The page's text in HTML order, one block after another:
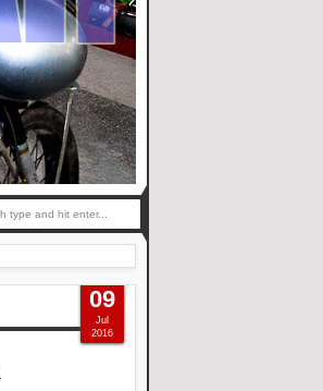
09
Jul
2016